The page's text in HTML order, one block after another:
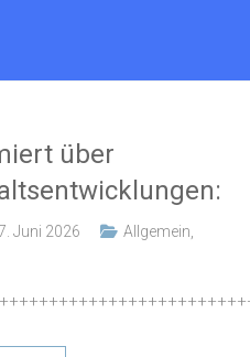
über
Juni 2026 Allgemein